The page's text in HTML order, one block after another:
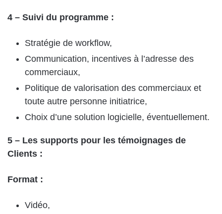
4 – Suivi du programme :
Stratégie de workflow,
Communication, incentives à l’adresse des
commerciaux,
Politique de valorisation des commerciaux et
toute autre personne initiatrice,
Choix d’une solution logicielle, éventuellement.
5 – Les supports pour les témoignages de
Clients :
Format :
Vidéo,